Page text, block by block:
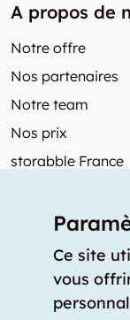
A propos de
Notre offre
Nos partenaires
Notre team
Nos prix
storabble France
Articles de presse
Comment
Quel est le tarif
Ce site
vous